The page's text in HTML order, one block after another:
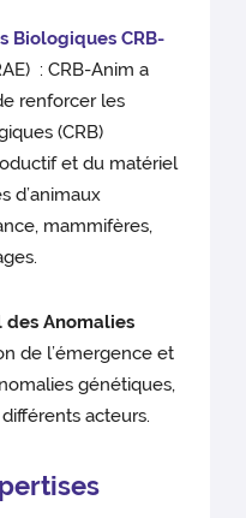
Biologiques CRB-
: CRB-Anim a
renforcer les
(CRB)
et du matériel
d’animaux
mammifères,
Anomalies
de l’émergence et
génétiques,
acteurs.